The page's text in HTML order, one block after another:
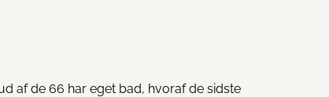
af de 66 har eget bad, hvoraf de sidste